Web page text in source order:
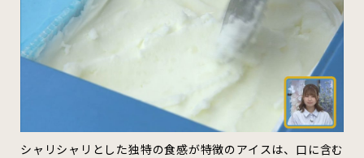
シャリシャリとした独特の食感が特徴のアイスは、口に含む